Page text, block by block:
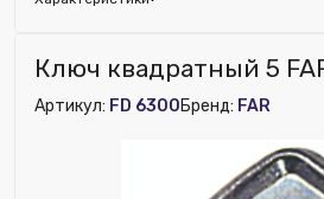
Бренд:
Исключить из публикации на
Нет
Ключ квадратный 5
Артикул: FD 6300Бренд: FAR